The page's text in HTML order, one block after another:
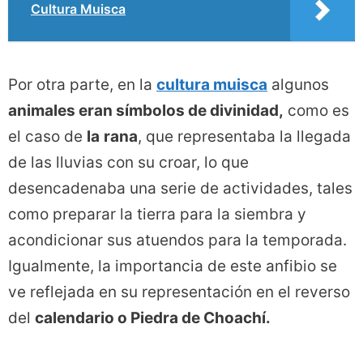
Cultura Muisca
Por otra parte, en la cultura muisca algunos
animales eran símbolos de divinidad, como es
el caso de la rana, que representaba la llegada
de las lluvias con su croar, lo que
desencadenaba una serie de actividades, tales
como preparar la tierra para la siembra y
acondicionar sus atuendos para la temporada.
Igualmente, la importancia de este anfibio se
ve reflejada en su representación en el reverso
del calendario o Piedra de Choachí.